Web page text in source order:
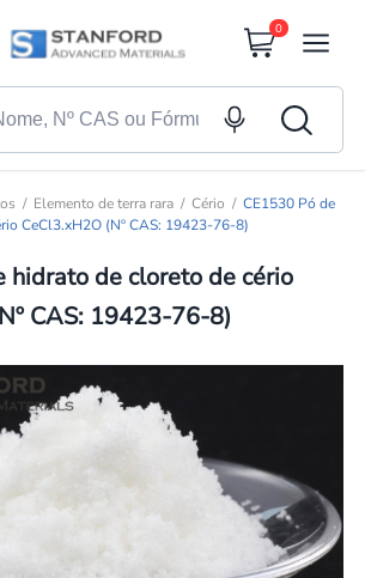
0
Elemento de terra rara Cério
CE1530 Pó de
CeCl3.xH2O (Nº CAS: 19423-76-8)
hidrato de cloreto de cério
CAS: 19423-76-8)